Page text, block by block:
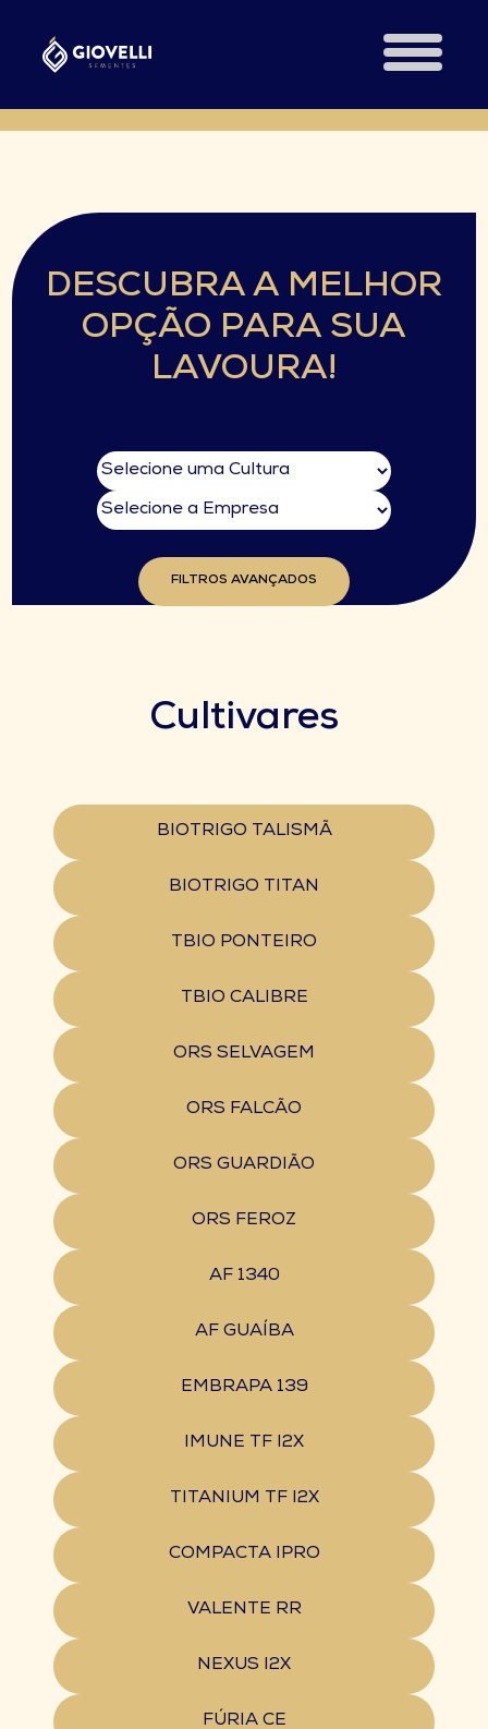
DESCUBRA A MELHOR
OPÇÃO PARA SUA
LAVOURA!
FILTROS AVANÇADOS
Cultivares
BIOTRIGO TALISMÃ
BIOTRIGO TITAN
TBIO PONTEIRO
TBIO CALIBRE
ORS SELVAGEM
ORS FALCÃO
ORS GUARDIÃO
ORS FEROZ
AF 1340
AF GUAÍBA
EMBRAPA 139
IMUNE TF I2X
TITANIUM TF I2X
COMPACTA IPRO
VALENTE RR
NEXUS I2X
FÚRIA CE